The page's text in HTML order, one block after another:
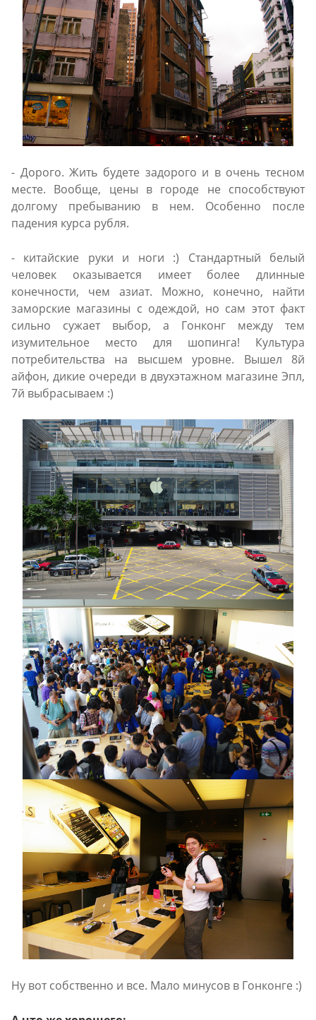
- Дорого. Жить будете задорого и в очень тесном
месте. Вообще, цены в городе не способствуют
долгому пребыванию в нем. Особенно после
падения курса рубля.
- китайские руки и ноги :) Стандартный белый
человек оказывается имеет более длинные
конечности, чем азиат. Можно, конечно, найти
заморские магазины с одеждой, но сам этот факт
сильно сужает выбор, а Гонконг между тем
изумительное место для шопинга! Культура
потребительства на высшем уровне. Вышел 8й
айфон, дикие очереди в двухэтажном магазине Эпл,
7й выбрасываем :)
Ну вот собственно и все. Мало минусов в Гонконге :)